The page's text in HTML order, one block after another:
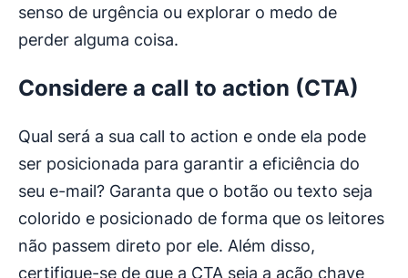
senso de urgência ou explorar o medo de
perder alguma coisa.
Considere a call to action (CTA)
Qual será a sua call to action e onde ela pode
ser posicionada para garantir a eficiência do
seu e-mail? Garanta que o botão ou texto seja
colorido e posicionado de forma que os leitores
não passem direto por ele. Além disso,
certifique-se de que a CTA seja a ação chave